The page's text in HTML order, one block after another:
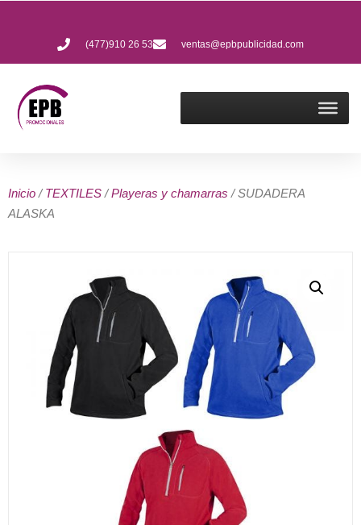
(477)910 26 53 ventas@epbpublicidad.com
Inicio /TEXTILES /Playeras y chamarras / SUDADERA
ALASKA